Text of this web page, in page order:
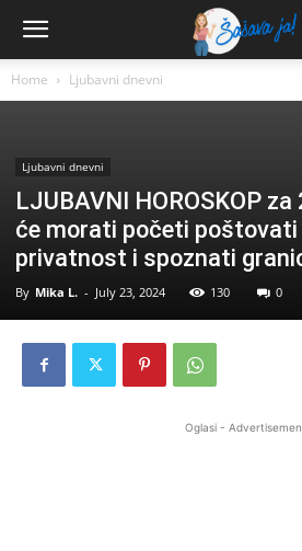
Home Ljubavni dnevni
Ljubavni dnevni
LJUBAVNI HOROSKOP
će morati početi
privatnost i spoznati
By Mika L. - July 23, 2024 130 0
Oglasi -